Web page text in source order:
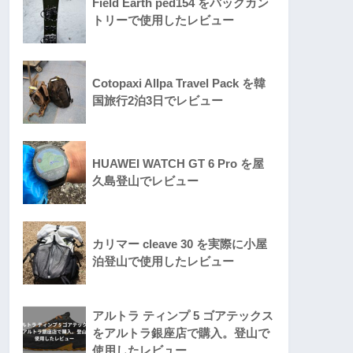
Field Earth ped154 をバックカン
トリーで使用したレビュー
Cotopaxi Allpa Travel Pack を韓
国旅行2泊3日でレビュー
HUAWEI WATCH GT 6 Pro を屋
久島登山でレビュー
カリマー cleave 30 を実際に小屋
泊登山で使用したレビュー
アルトラ ティンプ 5 ゴアテックス
をアルトラ銀座店で購入。登山で
使用したレビュー